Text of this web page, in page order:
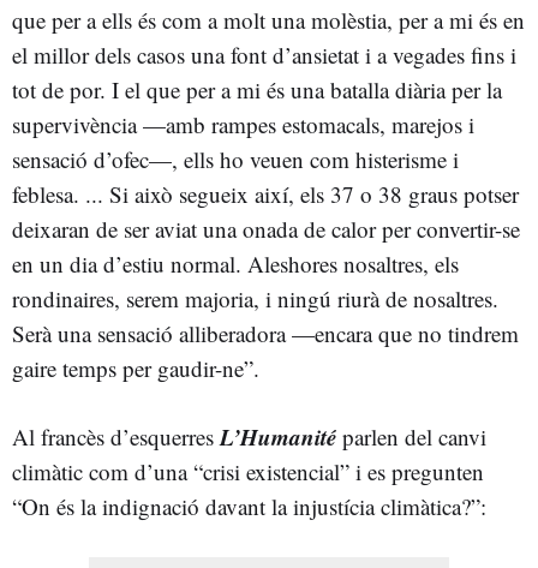
que per a ells és com a molt una molèstia, per a mi és en
el millor dels casos una font d’ansietat i a vegades fins i
tot de por. I el que per a mi és una batalla diària per la
supervivència —amb rampes estomacals, marejos i
sensació d’ofec—, ells ho veuen com histerisme i
feblesa. ... Si això segueix així, els 37 o 38 graus potser
deixaran de ser aviat una onada de calor per convertir-se
en un dia d’estiu normal. Aleshores nosaltres, els
rondinaires, serem majoria, i ningú riurà de nosaltres.
Serà una sensació alliberadora —encara que no tindrem
gaire temps per gaudir-ne”.
Al francès d’esquerres L’Humanité parlen del canvi
climàtic com d’una “crisi existencial” i es pregunten
“On és la indignació davant la injustícia climàtica?”: